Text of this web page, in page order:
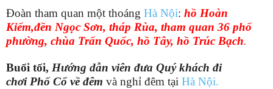
Đoàn tham quan một thoáng Hà Nội: hồ Hoàn
Kiếm,đền Ngọc Sơn, tháp Rùa, tham quan 36 phố
phường, chùa Trấn Quốc, hồ Tây, hồ Trúc Bạch.
Buổi tối, Hướng dẫn viên đưa Quý khách đi
chơi Phố Cổ về đêm và nghỉ đêm tại Hà Nội.